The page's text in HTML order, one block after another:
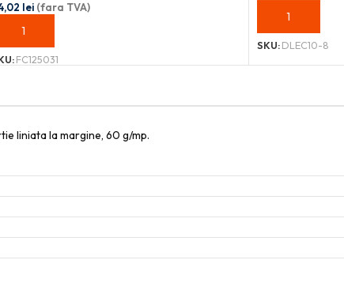
lei (fara TVA)
ADAUGĂ ÎN COȘ
FC125031
ADAUGĂ ÎN COȘ
SKU:DLEC10-8
liniata la margine, 60 g/mp.